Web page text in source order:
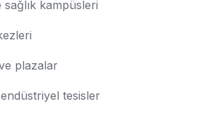
kampüsleri
plazalar
tesisler